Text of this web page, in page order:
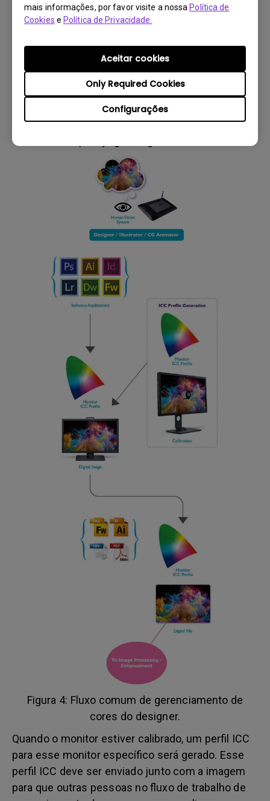
mais informações, por favor visite a nossaPolítica de
Cookies ePolítica de Privacidade.
Configurações
Only Required Cookies
Aceitar cookies
Figura 3: Os humanos dependem da visão das
Figura 4: Fluxo comum de gerenciamento de
cores do designer.
Quando o monitor estiver calibrado, um perfil ICC
para esse monitor específico será gerado. Esse
perfil ICC deve ser enviado junto com a imagem
para que outras pessoas no fluxo de trabalho de